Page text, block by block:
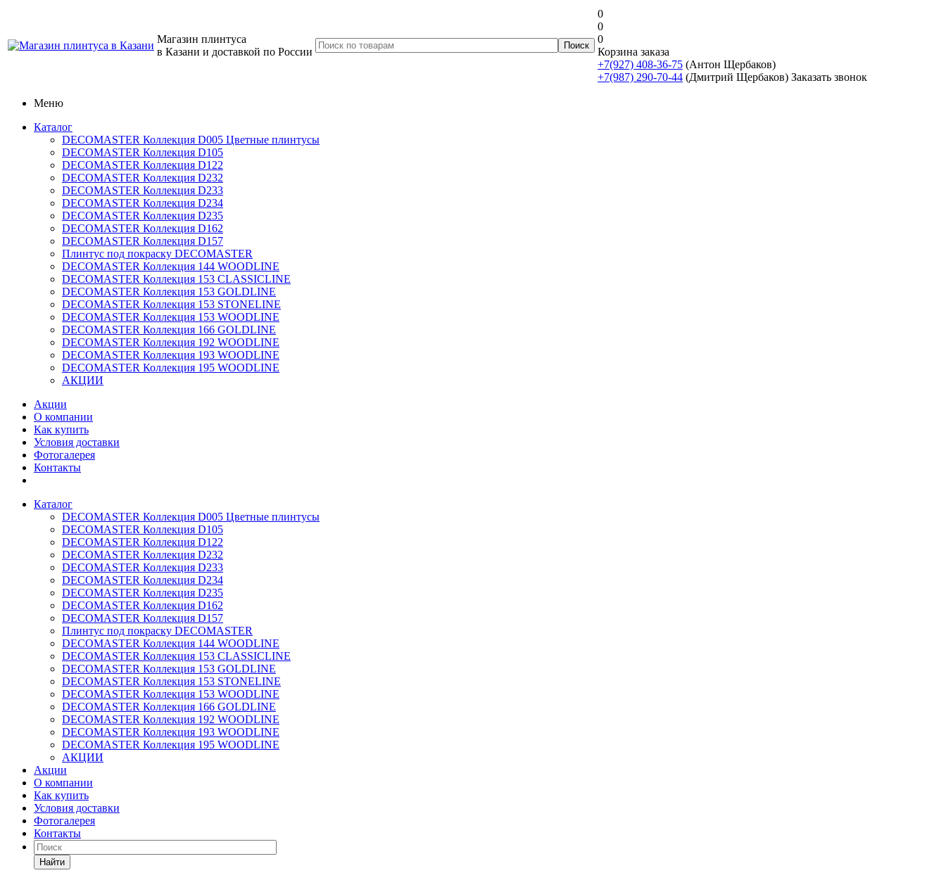
Магазин плинтуса
в Казани и доставкой по России
0
0
0
Корзина заказа
+7(927) 408-36-75 (Антон Щербаков)
+7(987) 290-70-44 (Дмитрий Щербаков) Заказать звонок
Меню
Каталог
DECOMASTER Коллекция D005 Цветные плинтусы
DECOMASTER Коллекция D105
DECOMASTER Коллекция D122
DECOMASTER Коллекция D232
DECOMASTER Коллекция D233
DECOMASTER Коллекция D234
DECOMASTER Коллекция D235
DECOMASTER Коллекция D162
DECOMASTER Коллекция D157
Плинтус под покраску DECOMASTER
DECOMASTER Коллекция 144 WOODLINE
DECOMASTER Коллекция 153 CLASSICLINE
DECOMASTER Коллекция 153 GOLDLINE
DECOMASTER Коллекция 153 STONELINE
DECOMASTER Коллекция 153 WOODLINE
DECOMASTER Коллекция 166 GOLDLINE
DECOMASTER Коллекция 192 WOODLINE
DECOMASTER Коллекция 193 WOODLINE
DECOMASTER Коллекция 195 WOODLINE
АКЦИИ
Акции
О компании
Как купить
Условия доставки
Фотогалерея
Контакты
Каталог
DECOMASTER Коллекция D005 Цветные плинтусы
DECOMASTER Коллекция D105
DECOMASTER Коллекция D122
DECOMASTER Коллекция D232
DECOMASTER Коллекция D233
DECOMASTER Коллекция D234
DECOMASTER Коллекция D235
DECOMASTER Коллекция D162
DECOMASTER Коллекция D157
Плинтус под покраску DECOMASTER
DECOMASTER Коллекция 144 WOODLINE
DECOMASTER Коллекция 153 CLASSICLINE
DECOMASTER Коллекция 153 GOLDLINE
DECOMASTER Коллекция 153 STONELINE
DECOMASTER Коллекция 153 WOODLINE
DECOMASTER Коллекция 166 GOLDLINE
DECOMASTER Коллекция 192 WOODLINE
DECOMASTER Коллекция 193 WOODLINE
DECOMASTER Коллекция 195 WOODLINE
АКЦИИ
Акции
О компании
Как купить
Условия доставки
Фотогалерея
Контакты
Найти